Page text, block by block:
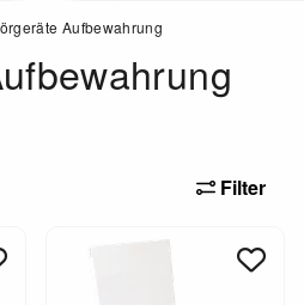
Aufbewahrung
Filter